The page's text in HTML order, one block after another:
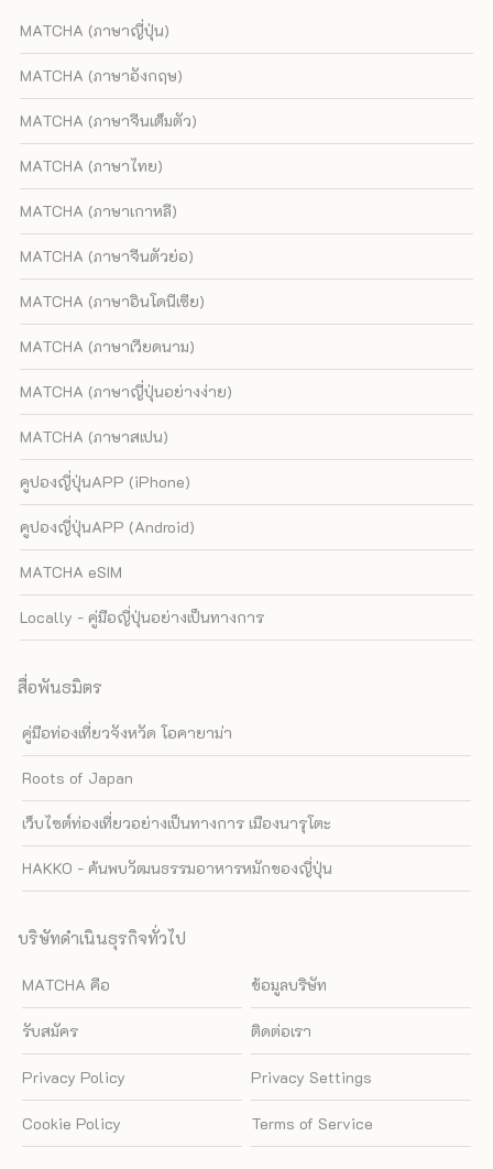
MATCHA (ภาษาญี่ปุ่น)
MATCHA (ภาษาอังกฤษ)
MATCHA (ภาษาจีนเต็มตัว)
MATCHA (ภาษาไทย)
MATCHA (ภาษาเกาหลี)
MATCHA (ภาษาจีนตัวย่อ)
MATCHA (ภาษาอินโดนีเซีย)
MATCHA (ภาษาเวียดนาม)
MATCHA (ภาษาญี่ปุ่นอย่างง่าย)
MATCHA (ภาษาสเปน)
คูปองญี่ปุ่นAPP (iPhone)
คูปองญี่ปุ่นAPP (Android)
MATCHA eSIM
Locally - คู่มือญี่ปุ่นอย่างเป็นทางการ
สื่อพันธมิตร
คู่มือท่องเที่ยวจังหวัด โอคายาม่า
Roots of Japan
เว็บไซต์ท่องเที่ยวอย่างเป็นทางการ เมืองนารุโตะ
HAKKO - ค้นพบวัฒนธรรมอาหารหมักของญี่ปุ่น
บริษัทดำเนินธุรกิจทั่วไป
MATCHA คือ ข้อมูลบริษัท
รับสมัคร ติดต่อเรา
Privacy Policy Privacy Settings
Cookie Policy Terms of Service